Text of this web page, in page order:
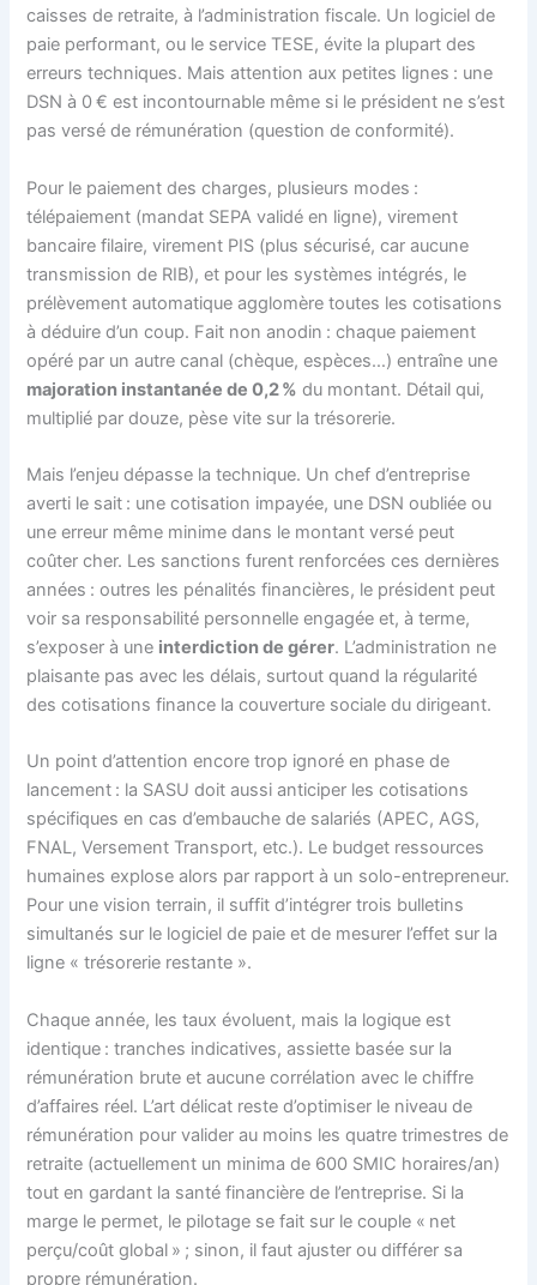
caisses de retraite, à l’administration fiscale. Un logiciel de
paie performant, ou le service TESE, évite la plupart des
erreurs techniques. Mais attention aux petites lignes : une
DSN à 0 € est incontournable même si le président ne s’est
pas versé de rémunération (question de conformité).
Pour le paiement des charges, plusieurs modes :
télépaiement (mandat SEPA validé en ligne), virement
bancaire filaire, virement PIS (plus sécurisé, car aucune
transmission de RIB), et pour les systèmes intégrés, le
prélèvement automatique agglomère toutes les cotisations
à déduire d’un coup. Fait non anodin : chaque paiement
opéré par un autre canal (chèque, espèces…) entraîne une
majoration instantanée de 0,2 % du montant. Détail qui,
multiplié par douze, pèse vite sur la trésorerie.
Mais l’enjeu dépasse la technique. Un chef d’entreprise
averti le sait : une cotisation impayée, une DSN oubliée ou
une erreur même minime dans le montant versé peut
coûter cher. Les sanctions furent renforcées ces dernières
années : outres les pénalités financières, le président peut
voir sa responsabilité personnelle engagée et, à terme,
s’exposer à une interdiction de gérer. L’administration ne
plaisante pas avec les délais, surtout quand la régularité
des cotisations finance la couverture sociale du dirigeant.
Un point d’attention encore trop ignoré en phase de
lancement : la SASU doit aussi anticiper les cotisations
spécifiques en cas d’embauche de salariés (APEC, AGS,
FNAL, Versement Transport, etc.). Le budget ressources
humaines explose alors par rapport à un solo-entrepreneur.
Pour une vision terrain, il suffit d’intégrer trois bulletins
simultanés sur le logiciel de paie et de mesurer l’effet sur la
ligne « trésorerie restante ».
Chaque année, les taux évoluent, mais la logique est
identique : tranches indicatives, assiette basée sur la
rémunération brute et aucune corrélation avec le chiffre
d’affaires réel. L’art délicat reste d’optimiser le niveau de
rémunération pour valider au moins les quatre trimestres de
retraite (actuellement un minima de 600 SMIC horaires/an)
tout en gardant la santé financière de l’entreprise. Si la
marge le permet, le pilotage se fait sur le couple « net
perçu/coût global » ; sinon, il faut ajuster ou différer sa
propre rémunération.